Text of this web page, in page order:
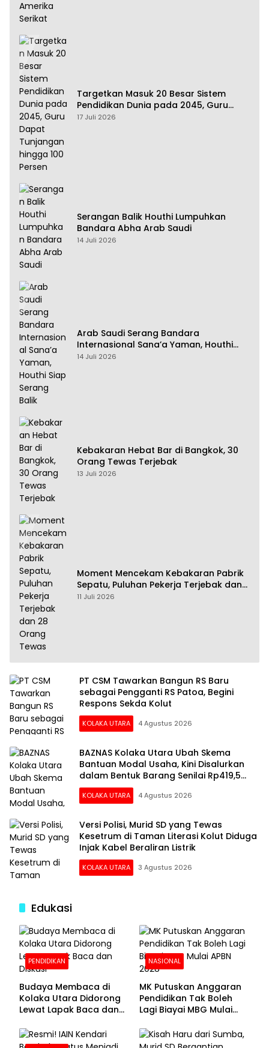
Targetkan Masuk 20 Besar Sistem
Pendidikan Dunia pada 2045, Guru
Dapat Tunjangan hingga 100 Persen
17 Juli 2026
Serangan Balik Houthi Lumpuhkan
Bandara Abha Arab Saudi
14 Juli 2026
Arab Saudi Serang Bandara
Internasional Sana’a Yaman, Houthi
Siap Serang Balik
14 Juli 2026
Kebakaran Hebat Bar di Bangkok, 30
Orang Tewas Terjebak
13 Juli 2026
Moment Mencekam Kebakaran Pabrik
Sepatu, Puluhan Pekerja Terjebak dan
28 Orang Tewas
11 Juli 2026
PT CSM Tawarkan Bangun RS Baru
sebagai Pengganti RS Patoa, Begini
Respons Sekda Kolut
KOLAKA UTARA 4 Agustus 2026
BAZNAS Kolaka Utara Ubah Skema
Bantuan Modal Usaha, Kini Disalurkan
dalam Bentuk Barang Senilai Rp419,5
Juta
KOLAKA UTARA 4 Agustus 2026
Versi Polisi, Murid SD yang Tewas
Kesetrum di Taman Literasi Kolut Diduga
Injak Kabel Beraliran Listrik
KOLAKA UTARA 3 Agustus 2026
Edukasi
PENDIDIKAN
Budaya Membaca di
Kolaka Utara Didorong
Lewat Lapak Baca dan
NASIONAL
MK Putuskan Anggaran
Pendidikan Tak Boleh
Lagi Biayai MBG Mulai